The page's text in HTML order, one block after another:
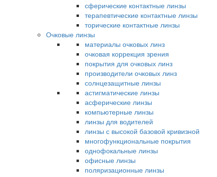
сферические контактные линзы
терапевтические контактные линзы
торические контактные линзы
Очковые линзы
материалы очковых линз
очковая коррекция зрения
покрытия для очковых линз
производители очковых линз
солнцезащитные линзы
астигматические линзы
асферические линзы
компьютерные линзы
линзы для водителей
линзы с высокой базовой кривизной
многофункциональные покрытия
однофокальные линзы
офисные линзы
поляризационные линзы